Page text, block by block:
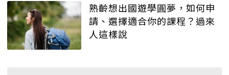
熟齡想出國遊學圓夢，如何申
請、選擇適合你的課程？過來
人這樣說